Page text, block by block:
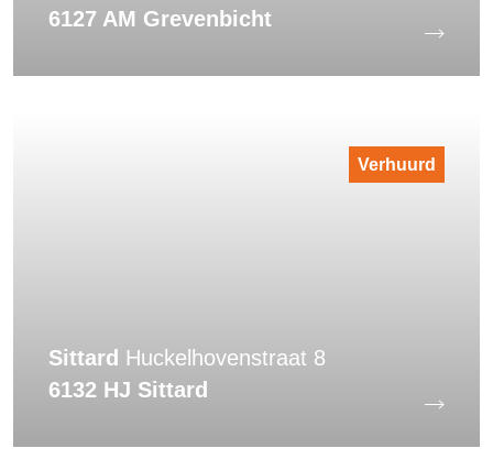
6127 AM Grevenbicht
Sittard Huckelhovenstraat 8
6132 HJ Sittard
Verhuurd